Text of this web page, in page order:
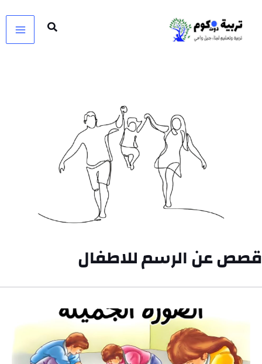
المحتوى
قصص عن الرسم للاطفال